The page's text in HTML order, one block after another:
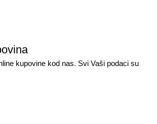
kupovine kod nas. Svi Vaši podaci su